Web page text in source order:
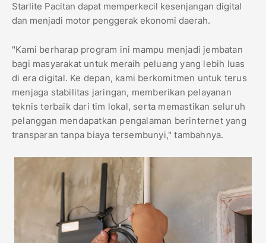
Starlite Pacitan dapat memperkecil kesenjangan digital
dan menjadi motor penggerak ekonomi daerah.
​"Kami berharap program ini mampu menjadi jembatan
bagi masyarakat untuk meraih peluang yang lebih luas
di era digital. Ke depan, kami berkomitmen untuk terus
menjaga stabilitas jaringan, memberikan pelayanan
teknis terbaik dari tim lokal, serta memastikan seluruh
pelanggan mendapatkan pengalaman berinternet yang
transparan tanpa biaya tersembunyi," tambahnya.